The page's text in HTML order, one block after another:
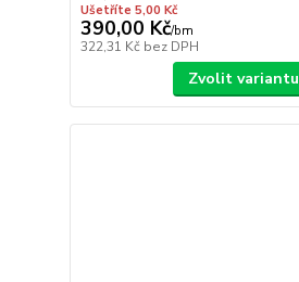
Ušetříte 5,00 Kč
390,00 Kč/bm
322,31 Kč bez DPH
Zvolit variantu